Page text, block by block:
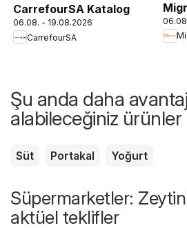
CarrefourSA Katalog
06.08. - 19.08.2026
CarrefourSA
Şu anda daha
alabileceğiniz ürünler
Süt Portakal Yoğurt
Süpermarketler:
aktüel teklifler